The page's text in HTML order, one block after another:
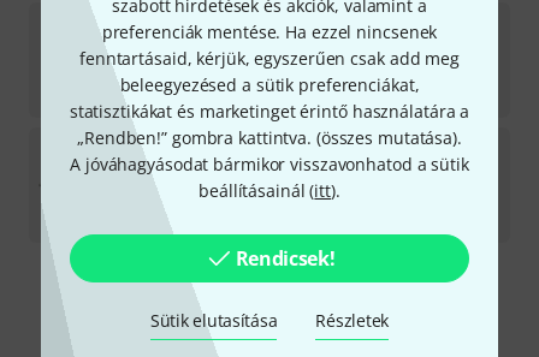
szabott hirdetések és akciók, valamint a
preferenciák mentése. Ha ezzel nincsenek
fenntartásaid, kérjük, egyszerűen csak add meg
beleegyezésed a sütik preferenciákat,
statisztikákat és marketinget érintő használatára a
„Rendben!” gombra kattintva. (összes mutatása).
A jóváhagyásodat bármikor visszavonhatod a sütik
beállításainál (itt).
Rendicsek!
Sütik elutasítása Részletek
Altus AS-1607 XRBE Flute B-Stock
Azonnal szállítható
3 508 893Ft
AltusAS-925 SE Alto Flute
Csak hónapok múlva szállítható
3 206 643
Díjmentes szállítás 79 000 Ft fölött
Minden ár tartalmazza az ÁFÁ-t